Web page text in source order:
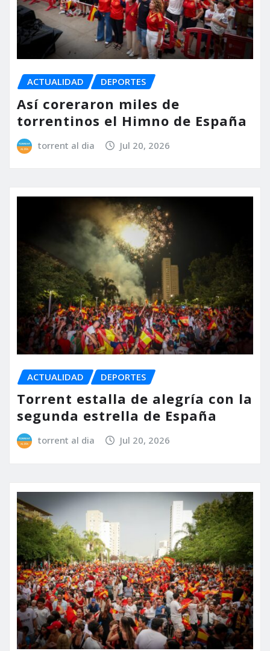
ACTUALIDAD DEPORTES
Así coreraron miles de
torrentinos el Himno de España
torrent al dia Jul 20, 2026
ACTUALIDAD DEPORTES
Torrent estalla de alegría con la
segunda estrella de España
torrent al dia Jul 20, 2026